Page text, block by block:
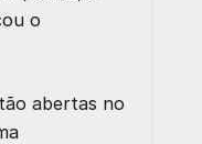
o
abertas no